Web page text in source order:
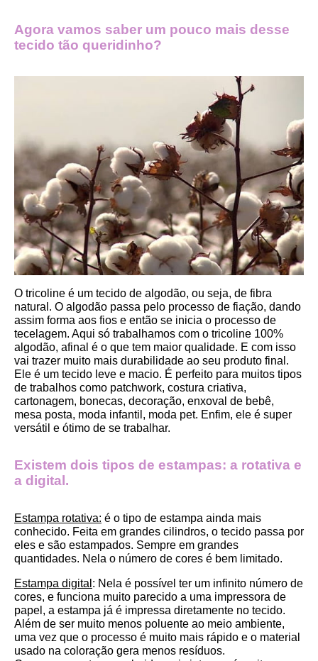
Agora vamos saber um pouco mais desse
tecido tão queridinho?
O tricoline é um tecido de algodão, ou seja, de fibra
natural. O algodão passa pelo processo de fiação, dando
assim forma aos fios e então se inicia o processo de
tecelagem. Aqui só trabalhamos com o tricoline 100%
algodão, afinal é o que tem maior qualidade. E com isso
vai trazer muito mais durabilidade ao seu produto final.
Ele é um tecido leve e macio. É perfeito para muitos tipos
de trabalhos como patchwork, costura criativa,
cartonagem, bonecas, decoração, enxoval de bebê,
mesa posta, moda infantil, moda pet. Enfim, ele é super
versátil e ótimo de se trabalhar.
Existem dois tipos de estampas: a rotativa e
a digital.
Estampa rotativa: é o tipo de estampa ainda mais
conhecido. Feita em grandes cilindros, o tecido passa por
eles e são estampados. Sempre em grandes
quantidades. Nela o número de cores é bem limitado.
Estampa digital : Nela é possível ter um infinito número de
cores, e funciona muito parecido a uma impressora de
papel, a estampa já é impressa diretamente no tecido.
Além de ser muito menos poluente ao meio ambiente,
uma vez que o processo é muito mais rápido e o material
usado na coloração gera menos resíduos.